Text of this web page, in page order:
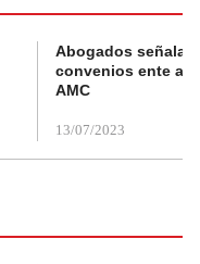
Abogados
convenios ente
AMC
13/07/2023